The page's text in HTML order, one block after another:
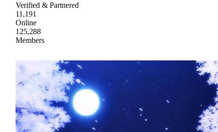
Verified & Partnered
11,191
Online
125,288
Members